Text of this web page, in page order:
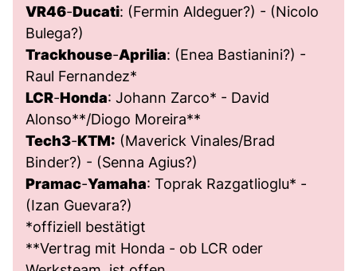
VR46-Ducati: (Fermin Aldeguer?) - (Nicolo
Bulega?)
Trackhouse-Aprilia: (Enea Bastianini?) -
Raul Fernandez*
LCR-Honda: Johann Zarco* - David
Alonso**/Diogo Moreira**
Tech3-KTM: (Maverick Vinales/Brad
Binder?) - (Senna Agius?)
Pramac-Yamaha: Toprak Razgatlioglu* -
(Izan Guevara?)
*offiziell bestätigt
**Vertrag mit Honda - ob LCR oder